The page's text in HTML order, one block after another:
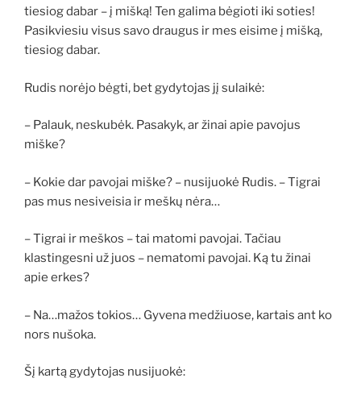
tiesiog dabar – į mišką! Ten galima bėgioti iki soties!
Pasikviesiu visus savo draugus ir mes eisime į mišką,
tiesiog dabar.
Rudis norėjo bėgti, bet gydytojas jį sulaikė:
– Palauk, neskubėk. Pasakyk, ar žinai apie pavojus
miške?
– Kokie dar pavojai miške? – nusijuokė Rudis. – Tigrai
pas mus nesiveisia ir meškų nėra…
– Tigrai ir meškos – tai matomi pavojai. Tačiau
klastingesni už juos – nematomi pavojai. Ką tu žinai
apie erkes?
– Na…mažos tokios… Gyvena medžiuose, kartais ant ko
nors nušoka.
Šį kartą gydytojas nusijuokė: